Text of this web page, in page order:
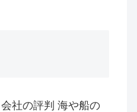
社の評判 海や船の